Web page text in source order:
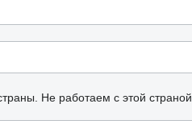
Не работаем с этой страной